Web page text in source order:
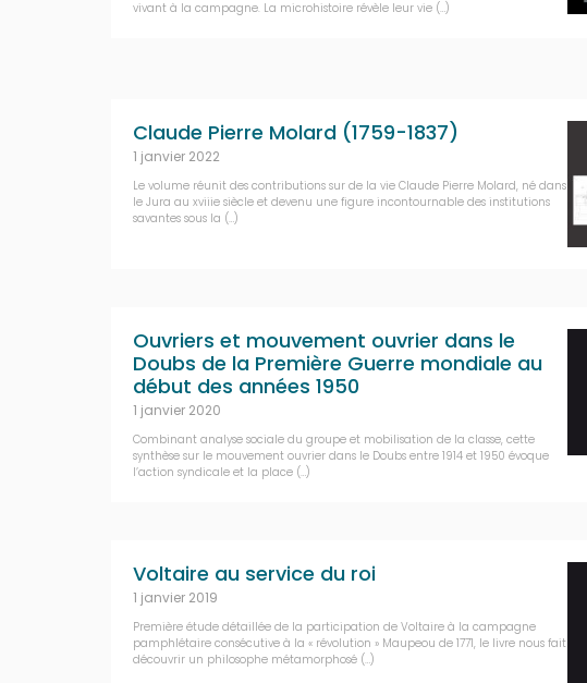
vivant à la campagne. La microhistoire révèle leur vie (…)
Claude Pierre Molard (1759-1837)
1 janvier 2022
Le volume réunit des contributions sur de la vie Claude Pierre Molard, né dans
le Jura au xviiie siècle et devenu une figure incontournable des institutions
savantes sous la (…)
Ouvriers et mouvement ouvrier dans le
Doubs de la Première Guerre mondiale au
début des années 1950
1 janvier 2020
Combinant analyse sociale du groupe et mobilisation de la classe, cette
synthèse sur le mouvement ouvrier dans le Doubs entre 1914 et 1950 évoque
l’action syndicale et la place (…)
Voltaire au service du roi
1 janvier 2019
Première étude détaillée de la participation de Voltaire à la campagne
pamphlétaire consécutive à la « révolution » Maupeou de 1771, le livre nous fait
découvrir un philosophe métamorphosé (…)